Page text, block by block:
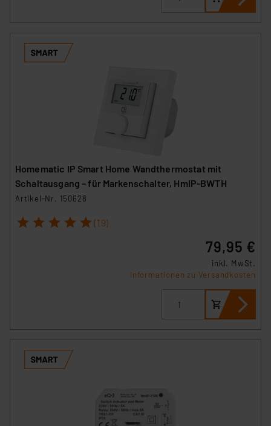
Homematic IP Smart Home Wandthermostat mit
Schaltausgang – für Markenschalter, HmIP-BWTH
Artikel-Nr. 150628
1 2 3 4 5 (19)
79,95 €
inkl. MwSt.
Informationen zu Versandkosten